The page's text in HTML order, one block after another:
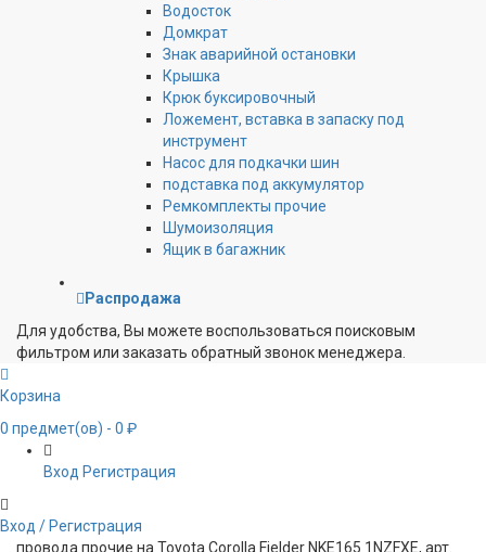
Водосток
Домкрат
Знак аварийной остановки
Крышка
Крюк буксировочный
Ложемент, вставка в запаску под
инструмент
Насос для подкачки шин
подставка под аккумулятор
Ремкомплекты прочие
Шумоизоляция
Ящик в багажник
Распродажа
Для удобства, Вы можете воспользоваться поисковым
фильтром или заказать обратный звонок менеджера.
Корзина
0 предмет(ов) - 0 ₽
Вход Регистрация
Вход / Регистрация
провода прочие на Toyota Corolla Fielder NKE165 1NZFXE, арт.